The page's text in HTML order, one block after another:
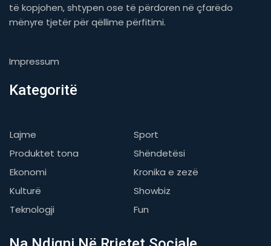
të kopjohen, shtypen ose të përdoren në çfarëdo
mënyre tjetër për qëllime përfitimi.
Impressum
Kategoritë
Lajme
Sport
Produktet tona
Shëndetësi
Ekonomi
Kronika e zezë
Kulturë
Showbiz
Teknologji
Fun